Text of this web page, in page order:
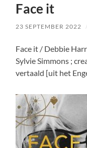
Face it
23 SEPTEMBER 2022 /
Face it / Debbie
Sylvie Simmons ;
vertaald [uit het